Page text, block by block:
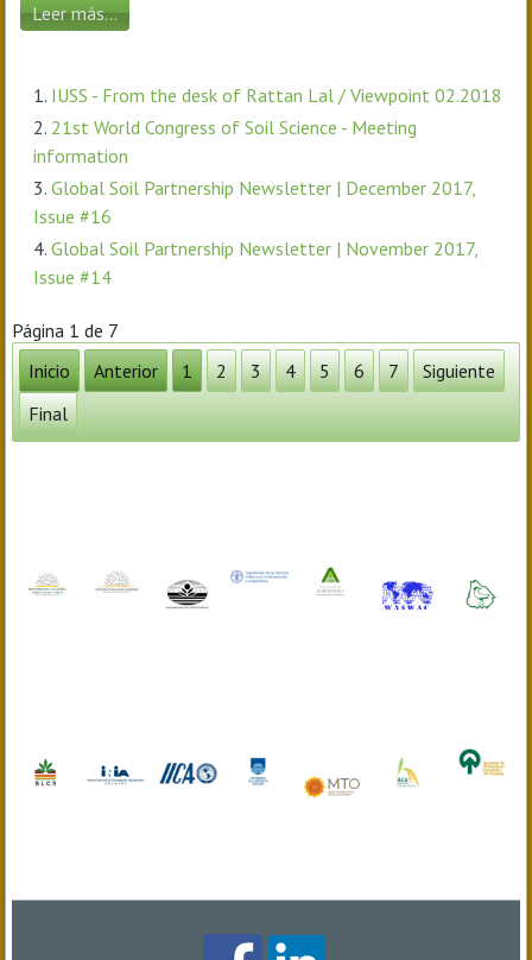
Leer más...
IUSS - From the desk of Rattan Lal / Viewpoint 02.2018
21st World Congress of Soil Science - Meeting
information
Global Soil Partnership Newsletter | December 2017,
Issue #16
Global Soil Partnership Newsletter | November 2017,
Issue #14
Página 1 de 7
Inicio
Anterior 1 2 3 4 5 6 7
Siguiente
Final